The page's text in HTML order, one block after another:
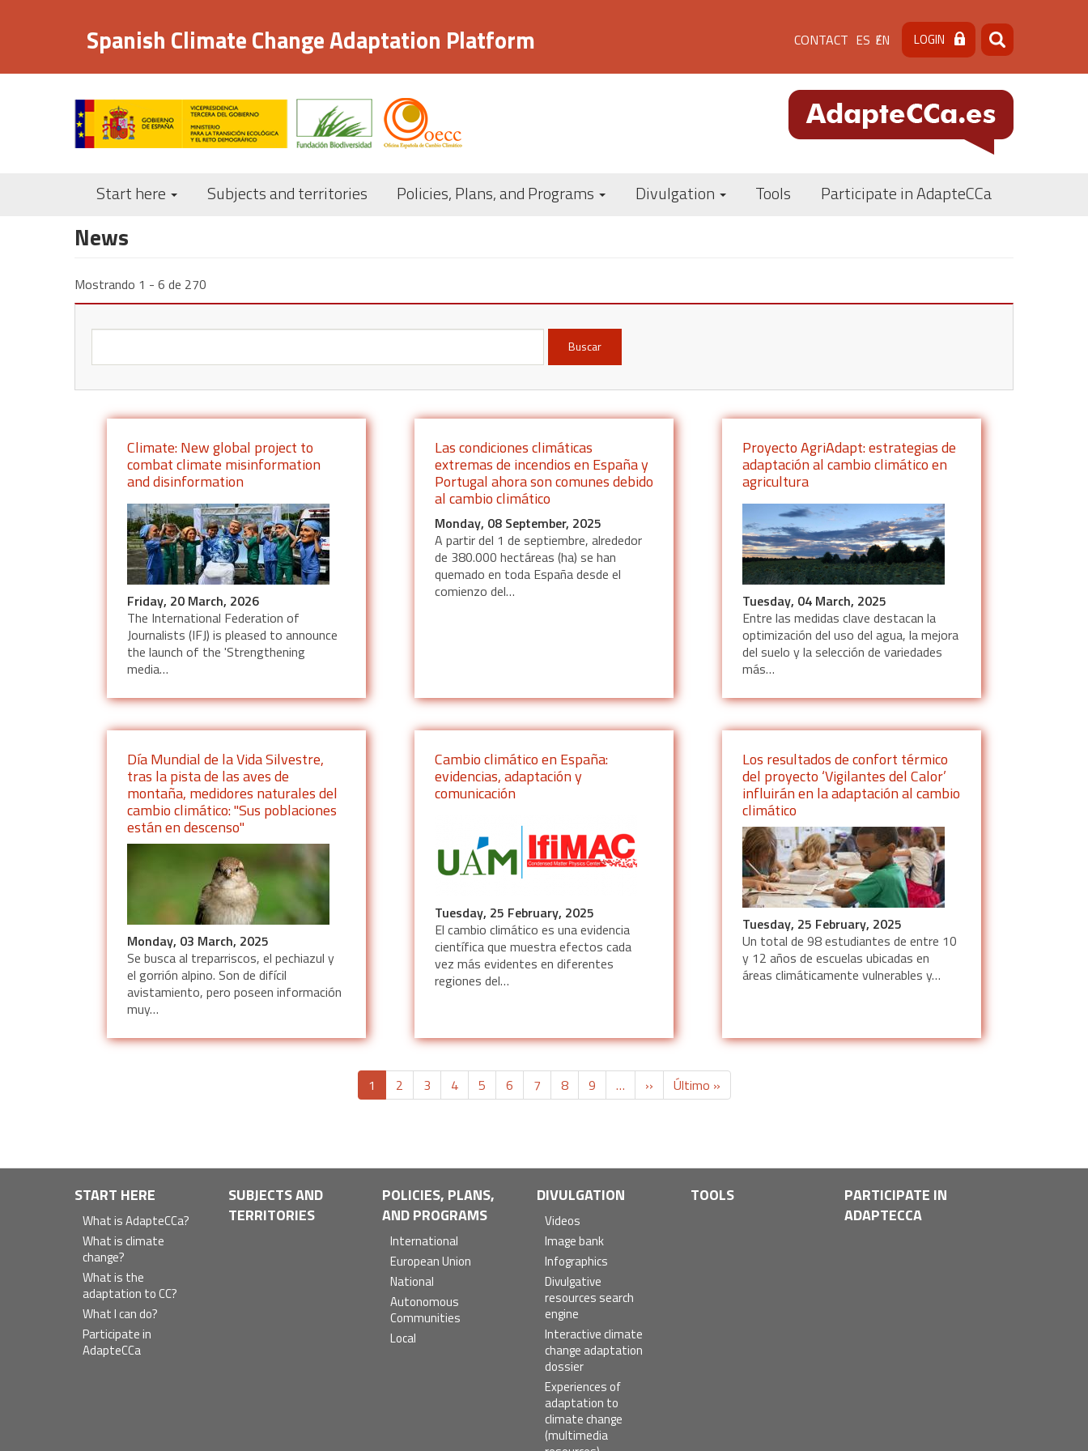
content
Spanish Climate Change Adaptation Platform Menú
de
cabecera
[contacto]
CONTACT ES EN LOGIN Search
Search
Navegación
Start here Subjects and territories Policies, Plans, and Programs Divulgation Tools Participate in AdapteCCa
News
Mostrando 1 - 6 de 270
Buscar
Climate: New global project to
combat climate misinformation
and disinformation
Friday, 20 March, 2026
The International Federation of
Journalists (IFJ) is pleased to announce
the launch of the 'Strengthening
media…
Las condiciones climáticas
extremas de incendios en España y
Portugal ahora son comunes debido
al cambio climático
Monday, 08 September, 2025
A partir del 1 de septiembre, alrededor
de 380.000 hectáreas (ha) se han
quemado en toda España desde el
comienzo del…
Proyecto AgriAdapt: estrategias de
adaptación al cambio climático en
agricultura
Tuesday, 04 March, 2025
Entre las medidas clave destacan la
optimización del uso del agua, la mejora
del suelo y la selección de variedades
más…
Día Mundial de la Vida Silvestre,
tras la pista de las aves de
montaña, medidores naturales del
cambio climático: "Sus poblaciones
están en descenso"
Monday, 03 March, 2025
Se busca al treparriscos, el pechiazul y
el gorrión alpino. Son de difícil
avistamiento, pero poseen información
muy…
Cambio climático en España:
evidencias, adaptación y
comunicación
Tuesday, 25 February, 2025
El cambio climático es una evidencia
científica que muestra efectos cada
vez más evidentes en diferentes
regiones del…
Los resultados de confort térmico
del proyecto ‘Vigilantes del Calor’
influirán en la adaptación al cambio
climático
Tuesday, 25 February, 2025
Un total de 98 estudiantes de entre 10
y 12 años de escuelas ubicadas en
áreas climáticamente vulnerables y…
Current
page
1 Page
2 Page
3 Page
4 Page
5 Page
6 Page
7 Page
8 Page
9 …
Next
page
››
Last
page
Último »
Navegación
principal
START HERE
What is AdapteCCa?
What is climate
change?
What is the
adaptation to CC?
What I can do?
Participate in
AdapteCCa
SUBJECTS AND
TERRITORIES
POLICIES, PLANS,
AND PROGRAMS
International
European Union
National
Autonomous
Communities
Local
DIVULGATION
Videos
Image bank
Infographics
Divulgative
resources search
engine
Interactive climate
change adaptation
dossier
Experiences of
adaptation to
climate change
(multimedia
TOOLS
PARTICIPATE IN
ADAPTECCA